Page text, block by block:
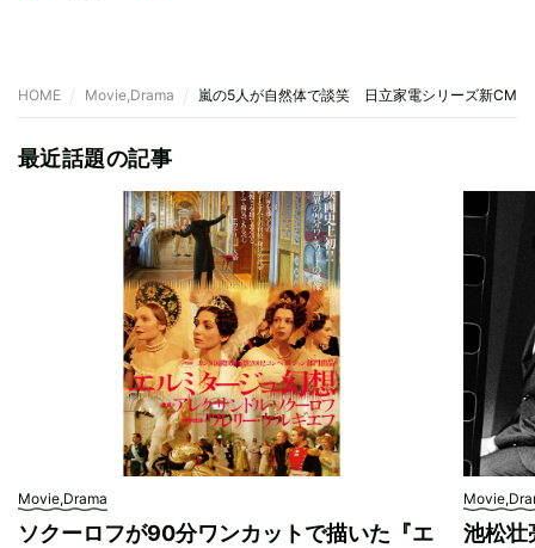
HOME Movie,Drama 嵐の5人が自然体で談笑 日立家電シリーズ新CM「
最近話題の記事
Movie,Drama
ソクーロフが90分ワンカットで描いた『エ
池松壮